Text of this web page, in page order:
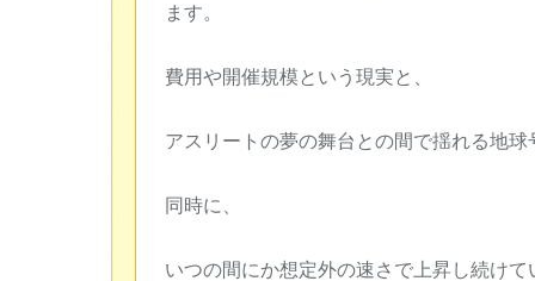
ます。
費用や開催規模という現実と、
アスリートの夢の舞台との間で揺れる地
同時に、
いつの間にか想定外の速さで上昇し続け